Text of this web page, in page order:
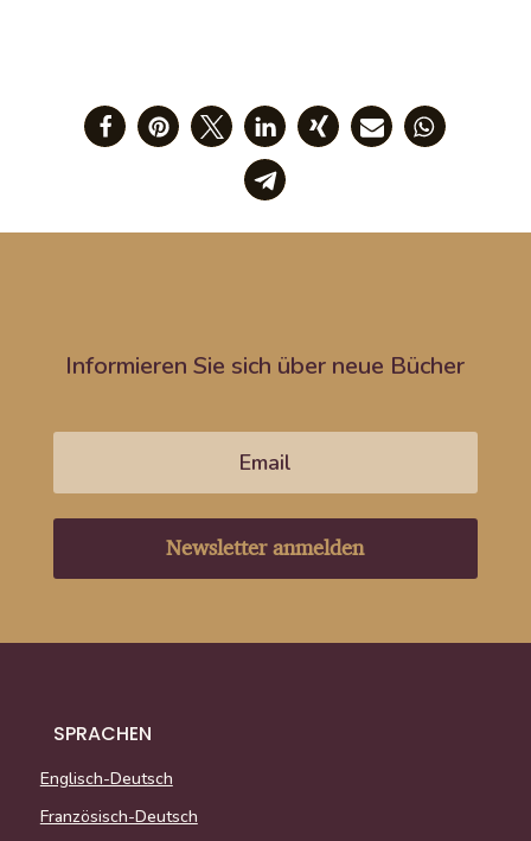
Informieren Sie sich über neue Bücher
Newsletter anmelden
SPRACHEN
Englisch-Deutsch
Französisch-Deutsch